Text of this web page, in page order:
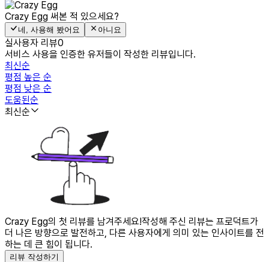
Crazy Egg 써본 적 있으세요?
네, 사용해 봤어요 아니요
실사용자 리뷰0
서비스 사용을 인증한 유저들이 작성한 리뷰입니다.
최신순
평점 높은 순
평점 낮은 순
도움된순
최신순
Crazy Egg의 첫 리뷰를 남겨주세요!작성해 주신 리뷰는 프로덕트가
더 나은 방향으로 발전하고, 다른 사용자에게 의미 있는 인사이트를 전
하는 데 큰 힘이 됩니다.
리뷰 작성하기